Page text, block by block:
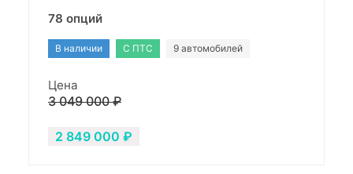
78 опций
В наличии С ПТС 9 автомобилей
Цена
3 049 000 ₽
2 849 000 ₽